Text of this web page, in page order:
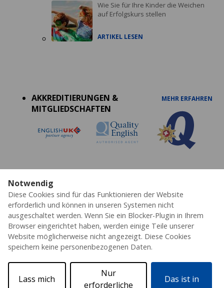
Notwendig
Diese Cookies sind für das Funktionieren der Website
erforderlich und können in unseren Systemen nicht
ausgeschaltet werden. Wenn Sie ein Blocker-Plugin in Ihrem
Browser eingerichtet haben, werden einige Teile unserer
Website möglicherweise nicht angezeigt. Diese Cookies
speichern keine personenbezogenen Daten.
Das ist in
Nur
erforderliche
Lass mich
Wie Sie für Ihre Kinder die Weichen
auf Erfolgskurs stellen
ARTIKEL LESEN
AKKREDITIERUNGEN &
MITGLIEDSCHAFTEN
MEHR ERFAHREN
Datenschutz Cookies AGB's Impressum
Partner
Erklärung zur Barrierefreiheit
© 2026 ESL – Alle Rechte vorbehalten